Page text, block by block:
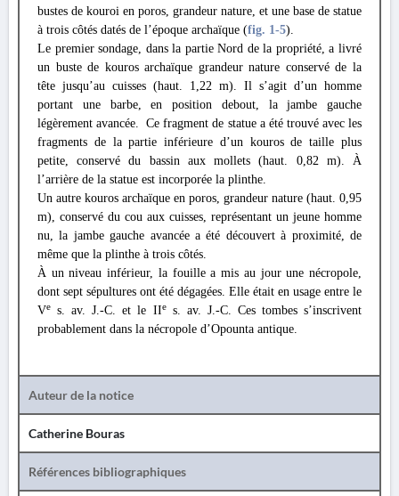
bustes de kouroi en poros, grandeur nature, et une base de statue
à trois côtés datés de l’époque archaïque (fig. 1-5).
Le premier sondage, dans la partie Nord de la propriété, a livré
un buste de kouros archaïque grandeur nature conservé de la
tête jusqu’au cuisses (haut. 1,22 m). Il s’agit d’un homme
portant une barbe, en position debout, la jambe gauche
légèrement avancée. Ce fragment de statue a été trouvé avec les
fragments de la partie inférieure d’un kouros de taille plus
petite, conservé du bassin aux mollets (haut. 0,82 m). À
l’arrière de la statue est incorporée la plinthe.
Un autre kouros archaïque en poros, grandeur nature (haut. 0,95
m), conservé du cou aux cuisses, représentant un jeune homme
nu, la jambe gauche avancée a été découvert à proximité, de
même que la plinthe à trois côtés.
À un niveau inférieur, la fouille a mis au jour une nécropole,
dont sept sépultures ont été dégagées. Elle était en usage entre le
Ve s. av. J.-C. et le IIes. av. J.-C. Ces tombes s’inscrivent
probablement dans la nécropole d’Opounta antique.
Auteur de la notice
Catherine Bouras
Références bibliographiques